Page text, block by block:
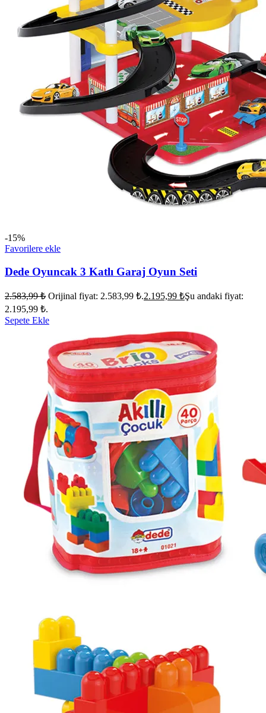
-15%
Favorilere ekle
Dede Oyuncak 3 Katlı Garaj Oyun Seti
2.583,99₺ Orijinal fiyat: 2.583,99 ₺.2.195,99 ₺Şu andaki fiyat:
2.195,99 ₺.
Sepete Ekle